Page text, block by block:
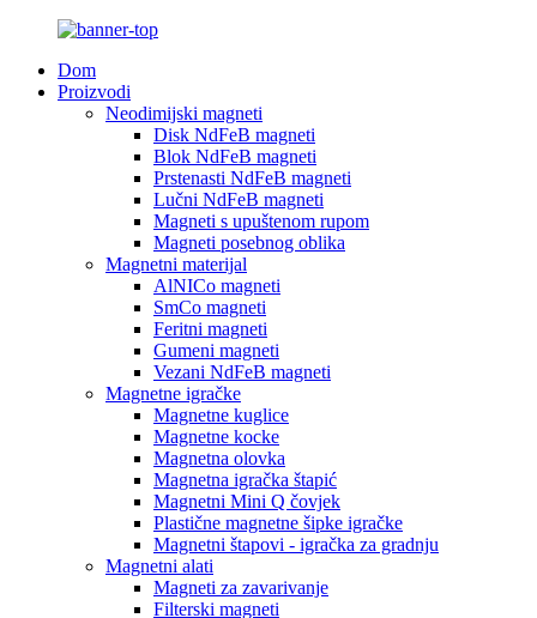
Dom
Proizvodi
Neodimijski magneti
Disk NdFeB magneti
Blok NdFeB magneti
Prstenasti NdFeB magneti
Lučni NdFeB magneti
Magneti s upuštenom rupom
Magneti posebnog oblika
Magnetni materijal
AlNICo magneti
SmCo magneti
Feritni magneti
Gumeni magneti
Vezani NdFeB magneti
Magnetne igračke
Magnetne kuglice
Magnetne kocke
Magnetna olovka
Magnetna igračka štapić
Magnetni Mini Q čovjek
Plastične magnetne šipke igračke
Magnetni štapovi - igračka za gradnju
Magnetni alati
Magneti za zavarivanje
Filterski magneti